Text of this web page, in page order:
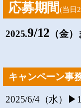
応募期間(当日
2025.9/12 （金
キャンペーン事
2025/6/4（水）